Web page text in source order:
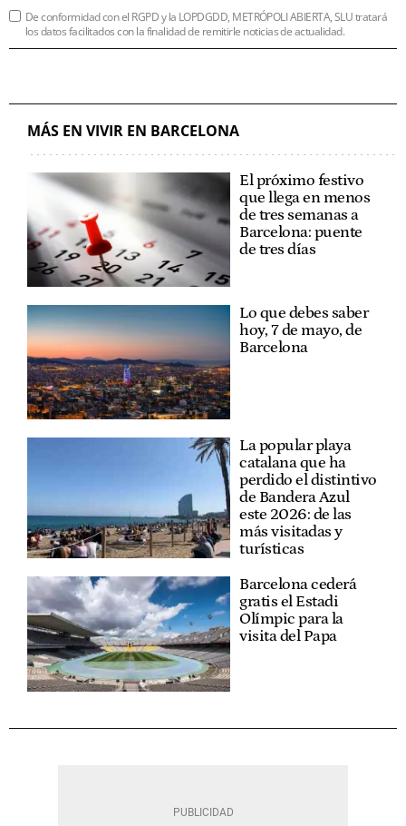
De conformidad con el RGPD y la LOPDGDD, METRÓPOLI ABIERTA, SLU tratará
los datos facilitados con la finalidad de remitirle noticias de actualidad.
MÁS EN VIVIR EN BARCELONA
El próximo festivo
que llega en menos
de tres semanas a
Barcelona: puente
de tres días
Lo que debes saber
hoy, 7 de mayo, de
Barcelona
La popular playa
catalana que ha
perdido el distintivo
de Bandera Azul
este 2026: de las
más visitadas y
turísticas
Barcelona cederá
gratis el Estadi
Olímpic para la
visita del Papa